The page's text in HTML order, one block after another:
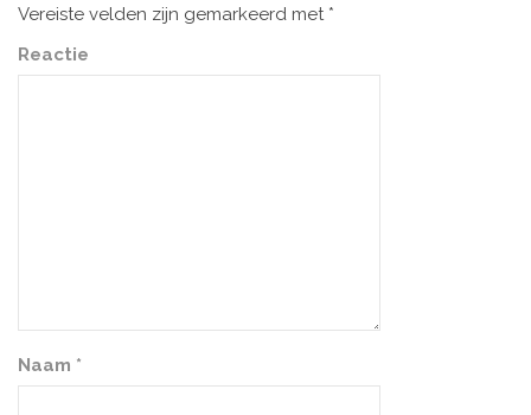
Vereiste velden zijn gemarkeerd met *
Reactie
Naam *